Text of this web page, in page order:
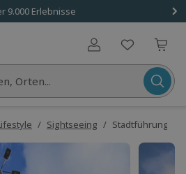
9.000 Erlebnisse
Benutzerkonto
Orten...
/ Sightseeing / Stadtführung